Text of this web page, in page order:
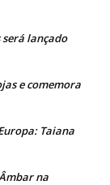
lançado
e comemora
Taiana
na